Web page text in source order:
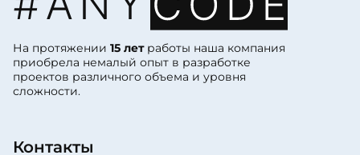
На протяжении 15 лет работы наша компания
приобрела немалый опыт в разработке
проектов различного объема и уровня
сложности.
Контакты